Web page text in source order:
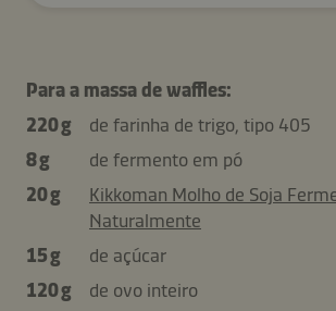
Para a massa de waffles:
220 g
de farinha de trigo, tipo 405
8 g
de fermento em pó
20 g
Kikkoman Molho de Soja
Naturalmente
15 g
de açúcar
120 g
de ovo inteiro